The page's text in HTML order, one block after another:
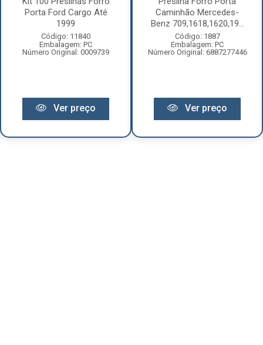
Porta Ford Cargo Até
1999
Código: 11840
Embalagem: PC
Número Original: 0009739
Ver preço
Caminhão Mercedes-
Benz 709,1618,1620,19...
Código: 1887
Embalagem: PC
Número Original: 6887277446
Ver preço